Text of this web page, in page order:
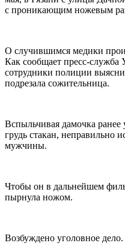
с проникающим ножевым
О случившимся медики
Как сообщает пресс-
сотрудники полиции
подрезала сожительница.
Вспыльчивая дамочка
грудь стакан, неправильно
мужчины.
Чтобы он в дальнейшем
пырнула ножом.
Возбуждено уголовное